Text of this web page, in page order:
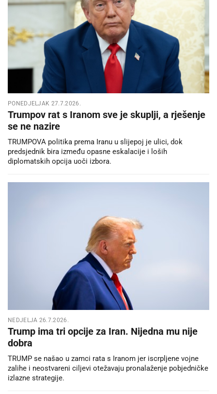
PONEDJELJAK 27.7.2026.
Trumpov rat s Iranom sve je skuplji, a rješenje
se ne nazire
TRUMPOVA politika prema Iranu u slijepoj je ulici, dok
predsjednik bira između opasne eskalacije i loših
diplomatskih opcija uoči izbora.
NEDJELJA 26.7.2026.
Trump ima tri opcije za Iran. Nijedna mu nije
dobra
TRUMP se našao u zamci rata s Iranom jer iscrpljene vojne
zalihe i neostvareni ciljevi otežavaju pronalaženje pobjedničke
izlazne strategije.